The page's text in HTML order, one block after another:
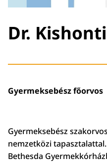
Dr.
Gyermeksebész főorvos
Gyermeksebész
nemzetközi
Bethesda